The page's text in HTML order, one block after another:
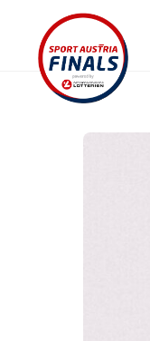
content